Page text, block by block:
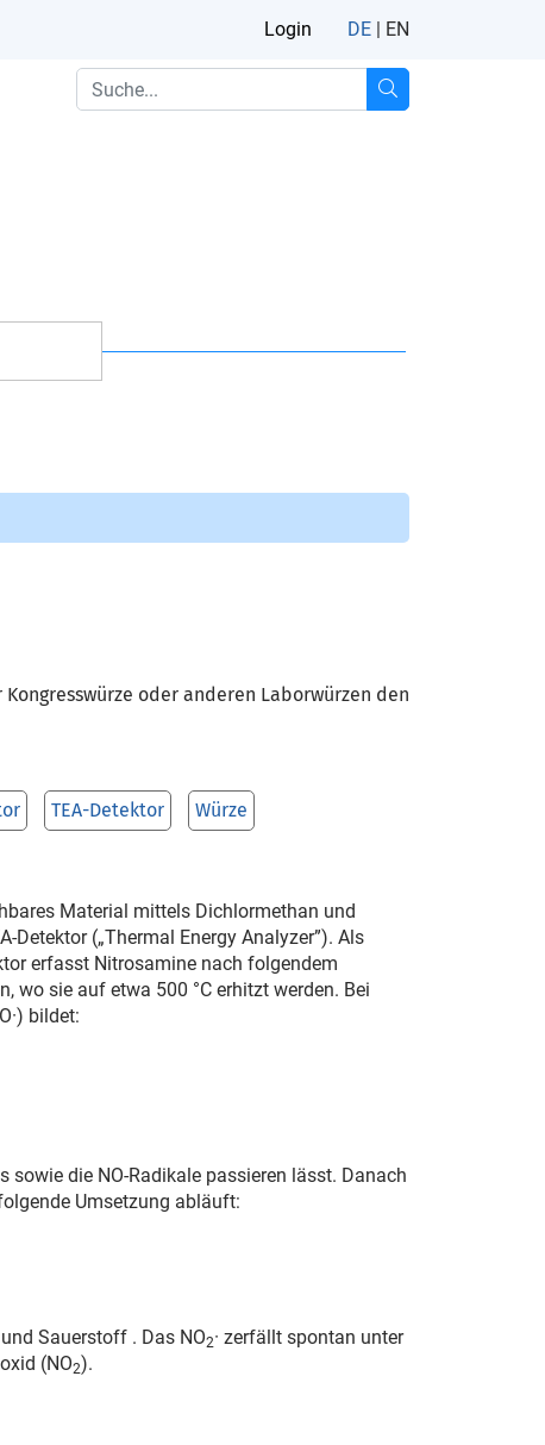
Login DE | EN
oder anderen Laborwürzen den
TEA-Detektor Würze
Material mittels Dichlormethan und
(„Thermal Energy Analyzer”). Als
erfasst Nitrosamine nach folgendem
wo sie auf etwa 500 °C erhitzt werden. Bei
bildet:
sowie die NO-Radikale passieren lässt. Danach
Umsetzung abläuft:
und Sauerstoff . Das NO2· zerfällt spontan unter
(NO2).